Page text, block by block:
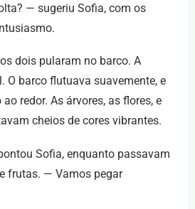
— sugeriu Sofia, com os
dois pularam no barco. A
O barco flutuava suavemente, e
redor. As árvores, as flores, e
cheios de cores vibrantes.
Sofia, enquanto passavam
frutas. — Vamos pegar